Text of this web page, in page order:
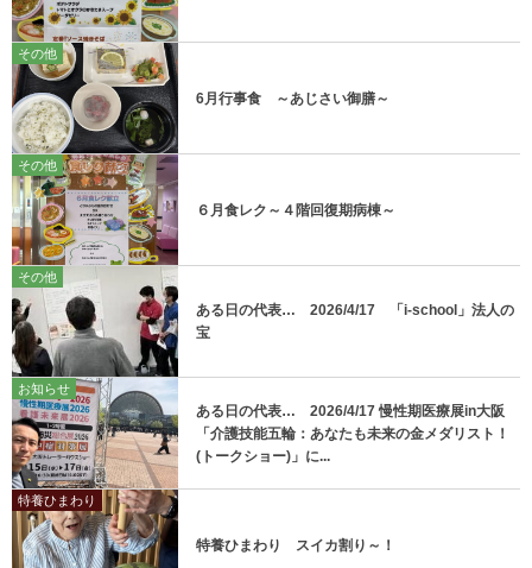
その他
6月行事食 ～あじさい御膳～
その他
６月食レク～４階回復期病棟～
その他
ある日の代表… 2026/4/17 「i-school」法人の
宝
お知らせ
ある日の代表… 2026/4/17 慢性期医療展in大阪
「介護技能五輪：あなたも未来の金メダリスト！
(トークショー)」に...
特養ひまわり
特養ひまわり スイカ割り～！